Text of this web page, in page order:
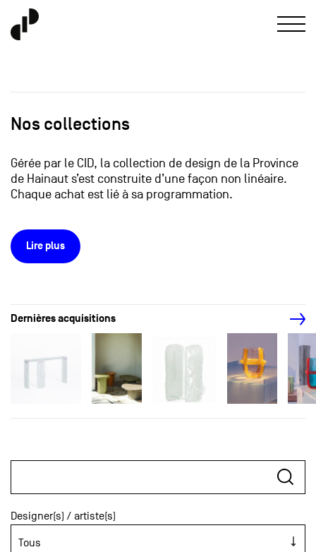
Nos collections
Gérée par le CID, la collection de design de la Province
de Hainaut s’est construite d’une façon non linéaire.
Chaque achat est lié à sa programmation.
Lire plus
Dernières acquisitions
Designer(s) / artiste(s)